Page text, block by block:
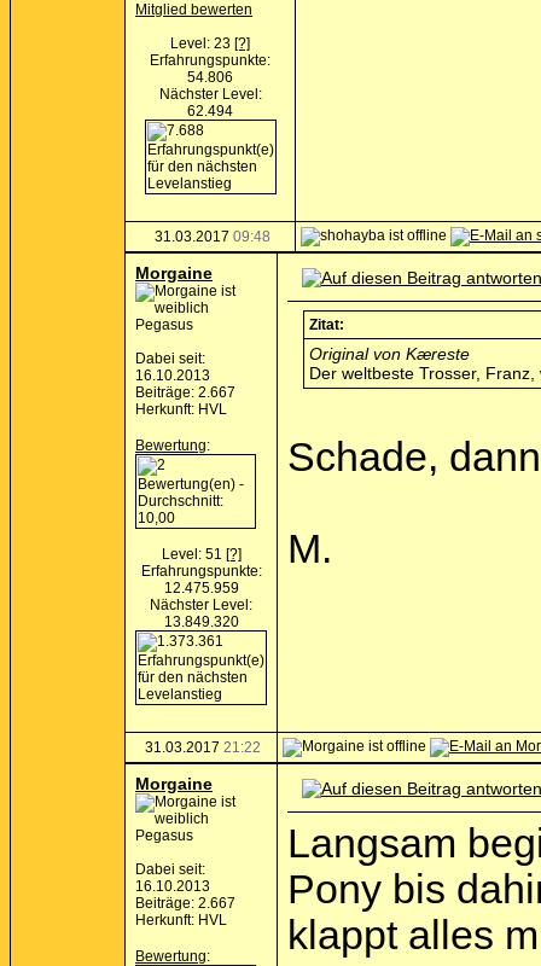
Mitglied bewerten
Level: 23 [?]
Erfahrungspunkte:
54.806
Nächster Level:
62.494
31.03.2017 09:48
Morgaine
Pegasus
Dabei seit:
16.10.2013
Beiträge: 2.667
Herkunft: HVL
Bewertung:
Level: 51 [?]
Erfahrungspunkte:
12.475.959
Nächster Level:
13.849.320
Zitat:
Original von Kæreste
Der weltbeste Trosser,
Schade,
M.
31.03.2017 21:22
Morgaine
Pegasus
Dabei seit:
16.10.2013
Beiträge: 2.667
Herkunft: HVL
Bewertung:
Langsam
Pony bis
klappt alles